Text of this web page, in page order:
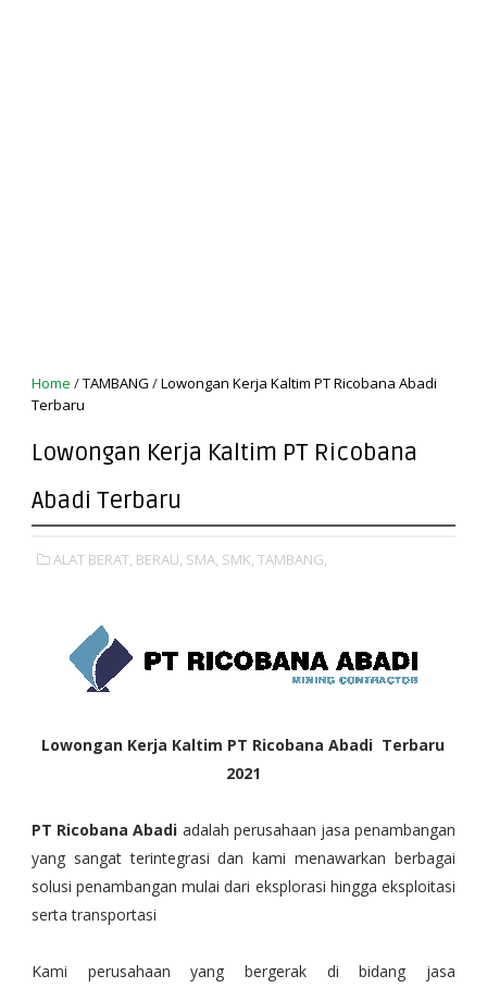
Home /TAMBANG /Lowongan Kerja Kaltim PT Ricobana Abadi
Terbaru
Lowongan Kerja Kaltim PT Ricobana
Abadi Terbaru
ALAT BERAT, BERAU, SMA, SMK, TAMBANG,
Lowongan Kerja Kaltim PT Ricobana Abadi Terbaru
2021
PT Ricobana Abadi adalah perusahaan jasa penambangan
yang sangat terintegrasi dan kami menawarkan berbagai
solusi penambangan mulai dari eksplorasi hingga eksploitasi
serta transportasi
Kami perusahaan yang bergerak di bidang jasa